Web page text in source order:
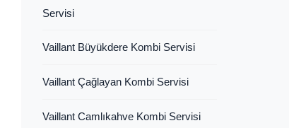
Servisi
Vaillant Büyükdere Kombi Servisi
Vaillant Çağlayan Kombi Servisi
Vaillant Camlıkahve Kombi Servisi